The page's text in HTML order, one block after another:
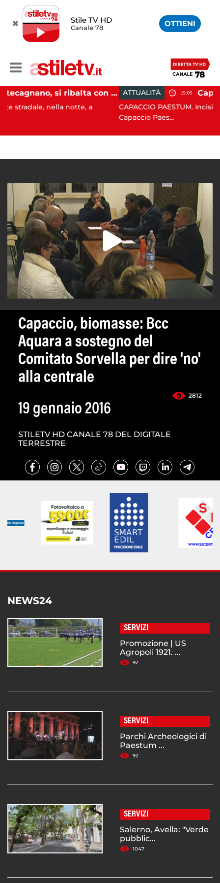
Stile TV HD
Canale 78 OTTIENI
Pontecagnano, si ribalta con l'auto alla rotatoria: giovane ferito
notte, a
ATTUALITÀ 15:05
CAPACCIO PAESTUM. Incisiva azione del
Capaccio Paes...
Capaccio, biomasse: Bcc
Aquara a sostegno del
Comitato Sorvella per dire 'no'
alla centrale
2812
19 gennaio 2016
STILETV HD CANALE 78 DEL DIGITALE
TERRESTRE
NEWS24
SERVIZI
Promozione | US
Agropoli 1921. ...
92
SERVIZI
Parchi Archeologici di
Paestum ...
92
SERVIZI
Salerno, Avella: "Verde
pubblic...
1047